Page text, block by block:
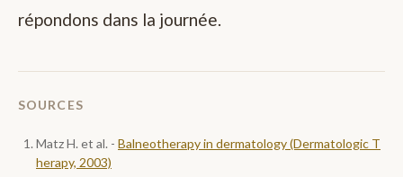
répondons dans la journée.
SOURCES
Matz H. et al. - Balneotherapy in dermatology (Dermatologic T
herapy, 2003)